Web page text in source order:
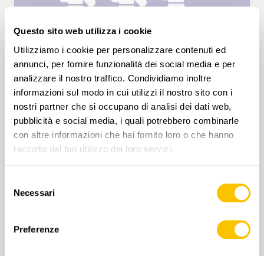
Questo sito web utilizza i cookie
Utilizziamo i cookie per personalizzare contenuti ed
annunci, per fornire funzionalità dei social media e per
analizzare il nostro traffico. Condividiamo inoltre
informazioni sul modo in cui utilizzi il nostro sito con i
nostri partner che si occupano di analisi dei dati web,
pubblicità e social media, i quali potrebbero combinarle
con altre informazioni che hai fornito loro o che hanno
raccolto dal tuo utilizzo dei loro servizi.
delNecessari
Preferenze
SAB 10.04.2027 • GIURA
De Champ du Moulin à Boudry en
passant par le Signal du Lessy
Depuis la gare de Champ de Moulin nous
petit sentier étroit en dévers puis une belle
passages les plus difficiles. Après 3 heures de
montée nous prendrons un pique-nique au
Alta